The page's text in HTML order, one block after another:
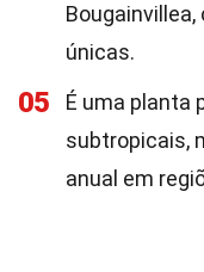
únicas.
05
É uma planta
subtropicais,
anual em